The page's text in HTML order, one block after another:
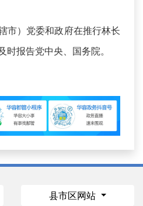
市）党委和政府在推行林长
报告党中央、国务院。
县市区网站